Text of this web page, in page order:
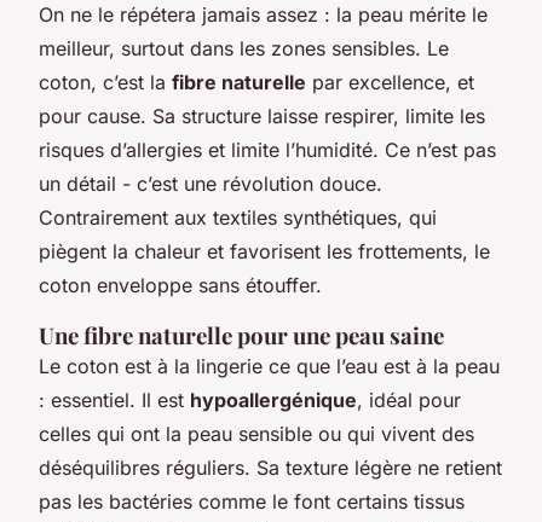
On ne le répétera jamais assez : la peau mérite le
meilleur, surtout dans les zones sensibles. Le
coton, c’est la fibre naturelle par excellence, et
pour cause. Sa structure laisse respirer, limite les
risques d’allergies et limite l’humidité. Ce n’est pas
un détail - c’est une révolution douce.
Contrairement aux textiles synthétiques, qui
piègent la chaleur et favorisent les frottements, le
coton enveloppe sans étouffer.
Une fibre naturelle pour une peau saine
Le coton est à la lingerie ce que l’eau est à la peau
: essentiel. Il est hypoallergénique, idéal pour
celles qui ont la peau sensible ou qui vivent des
déséquilibres réguliers. Sa texture légère ne retient
pas les bactéries comme le font certains tissus